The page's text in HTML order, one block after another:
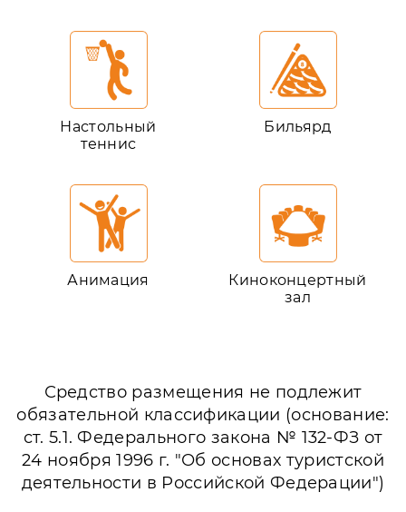
Настольный
теннис
Бильярд
Анимация
Киноконцертный
зал
Средство размещения не подлежит
обязательной классификации (основание:
ст. 5.1. Федерального закона № 132-ФЗ от
24 ноября 1996 г. "Об основах туристской
деятельности в Российской Федерации")